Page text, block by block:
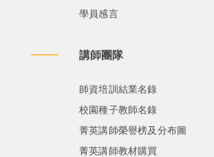
學員感言
講師團隊
師資培訓結業名錄
校園種子教師名錄
菁英講師榮譽榜及分布圖
菁英講師教材購買